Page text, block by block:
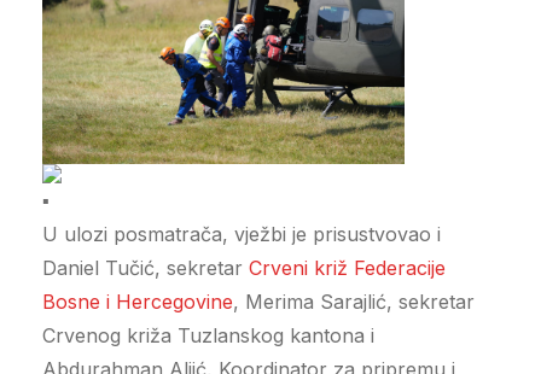
U ulozi posmatrača, vježbi je prisustvovao i
Daniel Tučić, sekretar Crveni križ Federacije
Bosne i Hercegovine, Merima Sarajlić, sekretar
Crvenog križa Tuzlanskog kantona i
Abdurahman Aljić, Koordinator za pripremu i